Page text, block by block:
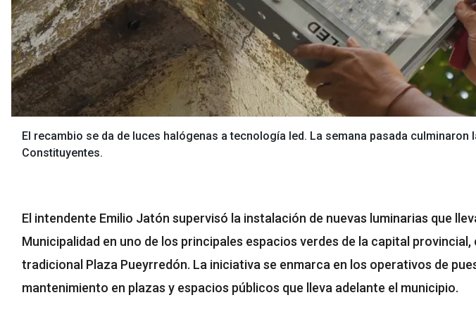
El recambio se da de luces halógenas a tecnología led. La semana pasada culminaron
Constituyentes.
El intendente Emilio Jatón supervisó la instalación de nuevas luminarias que
Municipalidad en uno de los principales espacios verdes de la capital provincial,
tradicional Plaza Pueyrredón. La iniciativa se enmarca en los operativos de
mantenimiento en plazas y espacios públicos que lleva adelante el municipio.